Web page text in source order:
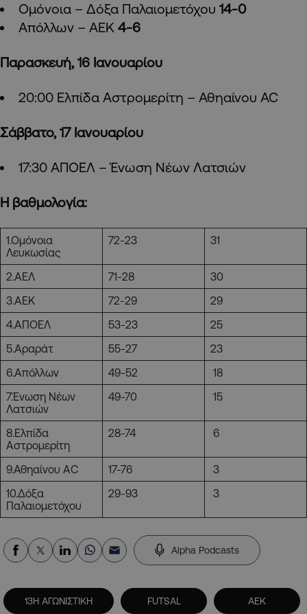
Ομόνοια – Δόξα Παλαιομετόχου 14-0
Απόλλων – ΑΕΚ 4-6
Παρασκευή, 16 Ιανουαρίου
20:00 Ελπίδα Αστρομερίτη – Αθηαίνου AC
Σάββατο, 17 Ιανουαρίου
17:30 ΑΠΟΕΛ – Ένωση Νέων Λατσιών
Η βαθμολογία:
1.Ομόνοια
Λευκωσίας
72-23 31
2.ΑΕΛ 71-28
30
3.ΑΕΚ
72-29
29
4.ΑΠΟΕΛ
53-23
25
5.Αραράτ
55-27
23
6.Απόλλων
49-52
18
7.Ένωση Νέων
Λατσιών
49-70 15
8.Ελπίδα
Αστρομερίτη
28-74 6
9.Αθηαίνου AC 17-76
3
10.Δόξα
Παλαιομετόχου
29-93 3
Alpha Podcasts
13Η ΑΓΩΝΙΣΤΙΚΗ FUTSAL ΑΕΚ